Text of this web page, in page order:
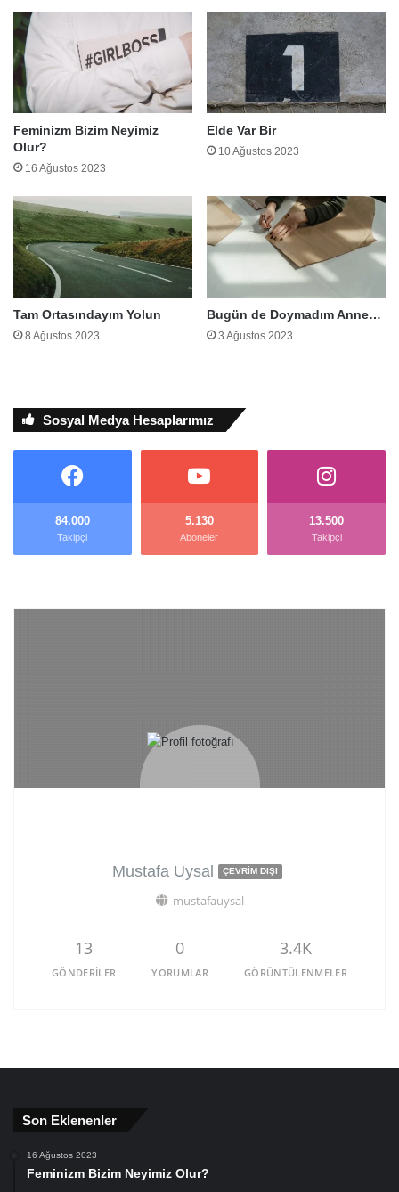
Feminizm Bizim Neyimiz
Olur?
16 Ağustos 2023
Elde Var Bir
10 Ağustos 2023
Tam Ortasındayım Yolun
8 Ağustos 2023
Bugün de Doymadım Anne…
3 Ağustos 2023
Sosyal Medya Hesaplarımız
84.000
Takipçi
5.130
Aboneler
13.500
Takipçi
Mustafa Uysal ÇEVRIM DIŞI
mustafauysal
13
GÖNDERILER
0
YORUMLAR
3.4K
GÖRÜNTÜLENMELER
Son Eklenenler
16 Ağustos 2023
Feminizm Bizim Neyimiz Olur?